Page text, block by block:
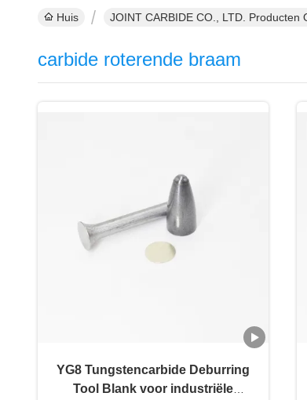
Huis JOINT CARBIDE CO., LTD. Producten
carbide roterende braam
YG8 Tungstencarbide Deburring
Tool Blank voor industriële